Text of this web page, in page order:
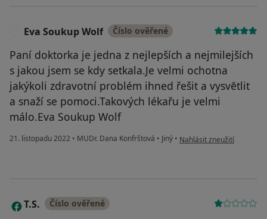
Eva Soukup Wolf Číslo ověřené
Paní doktorka je jedna z nejlepších a nejmilejších
s jakou jsem se kdy setkala.Je velmi ochotna
jakýkoli zdravotní problém ihned řešit a vysvĕtlit
a snaží se pomoci.Takových lékařu je velmi
málo.Eva Soukup Wolf
21. listopadu 2022 • MUDr. Dana Konfrštová • Jiný • podle názoru uživatele
Nahlásit zneužití
T T.S. Číslo ověřené